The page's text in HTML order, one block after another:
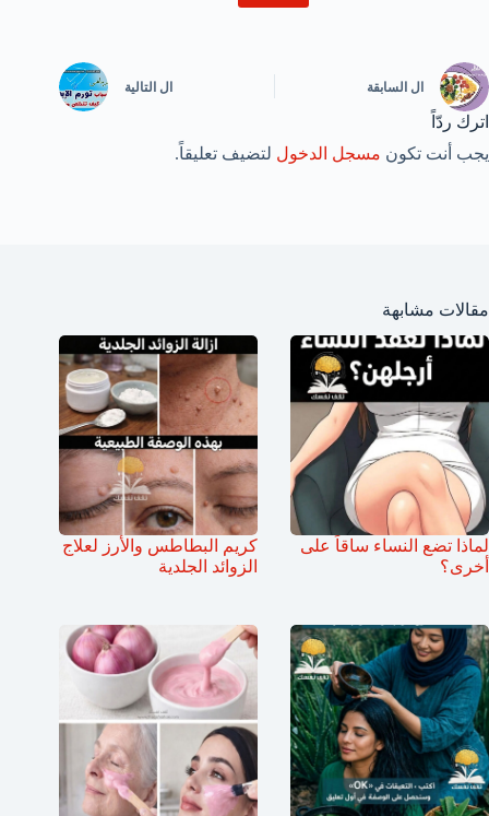
ال السابقة ال التالية
اترك ردّاً
يجب أنت تكون مسجل الدخول لتضيف تعليقاً.
مقالات مشابهة
لماذا تضع النساء ساقاً على
أخرى؟
كريم البطاطس والأرز لعلاج
الزوائد الجلدية